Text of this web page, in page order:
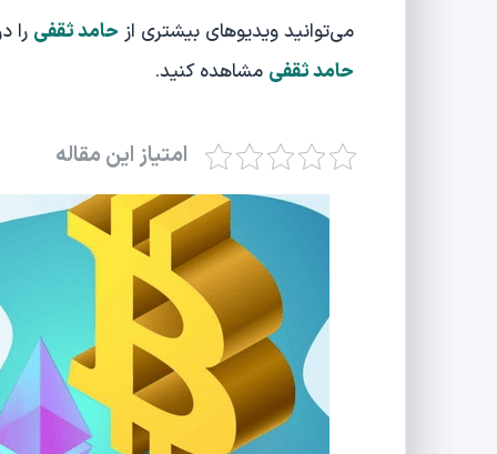
می‌توانید ویدیوهای بیشتری از حامد ثقفی را
حامد ثقفی مشاهده کنید.
امتیاز این مقاله